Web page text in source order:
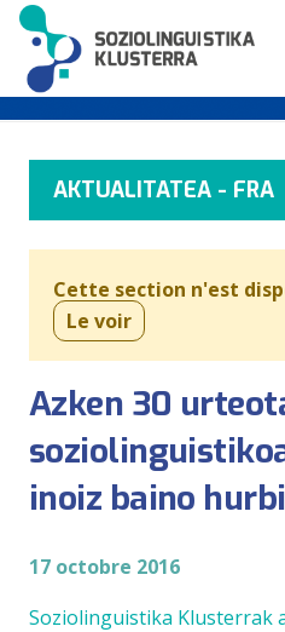
AKTUALITATEA - FRA
Cette section n'est
Le voir
Azken 30
inoiz baino
17 octobre 2016
Soziolinguistika Klusterrak